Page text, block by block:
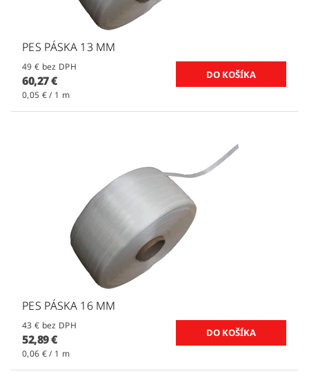
PES PÁSKA 13 MM
49 € bez DPH
60,27 €
0,05 € / 1 m
PES PÁSKA 16 MM
43 € bez DPH
52,89 €
0,06 € / 1 m